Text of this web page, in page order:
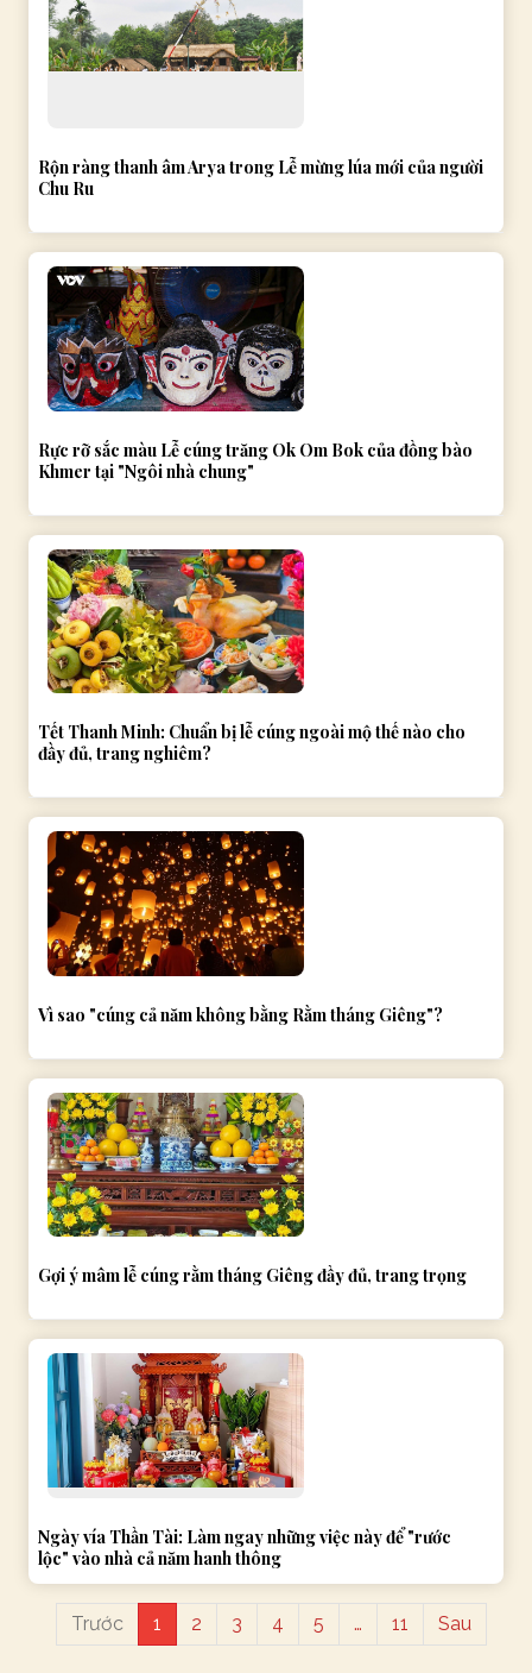
Rộn ràng thanh âm Arya trong Lễ mừng lúa mới của người
Chu Ru
Rực rỡ sắc màu Lễ cúng trăng Ok Om Bok của đồng bào
Khmer tại "Ngôi nhà chung"
Tết Thanh Minh: Chuẩn bị lễ cúng ngoài mộ thế nào cho
đầy đủ, trang nghiêm?
Vì sao "cúng cả năm không bằng Rằm tháng Giêng"?
Gợi ý mâm lễ cúng rằm tháng Giêng đầy đủ, trang trọng
Ngày vía Thần Tài: Làm ngay những việc này để "rước
lộc" vào nhà cả năm hanh thông
Trước 1 2 3 4 5 … 11 Sau